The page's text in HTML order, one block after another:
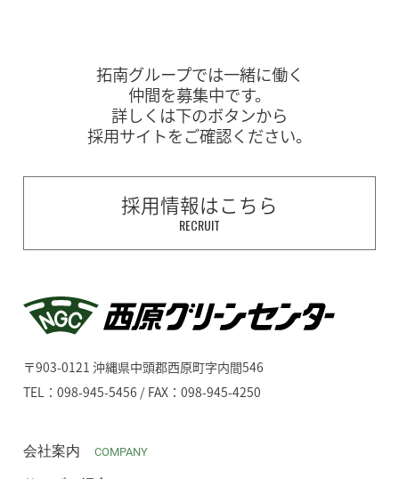
拓南グループでは一緒に働く
仲間を募集中です。
詳しくは下のボタンから
採用サイトをご確認ください。
採用情報はこちら
RECRUIT
〒903-0121 沖縄県中頭郡西原町字内間546
TEL：098-945-5456 / FAX：098-945-4250
会社案内 COMPANY